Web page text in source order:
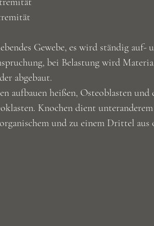
Gewebe, es wird ständig auf-
bei Belastung wird
abgebaut.
aufbauen heißen, Osteoblasten
Knochen dient
und zu einem Drittel aus